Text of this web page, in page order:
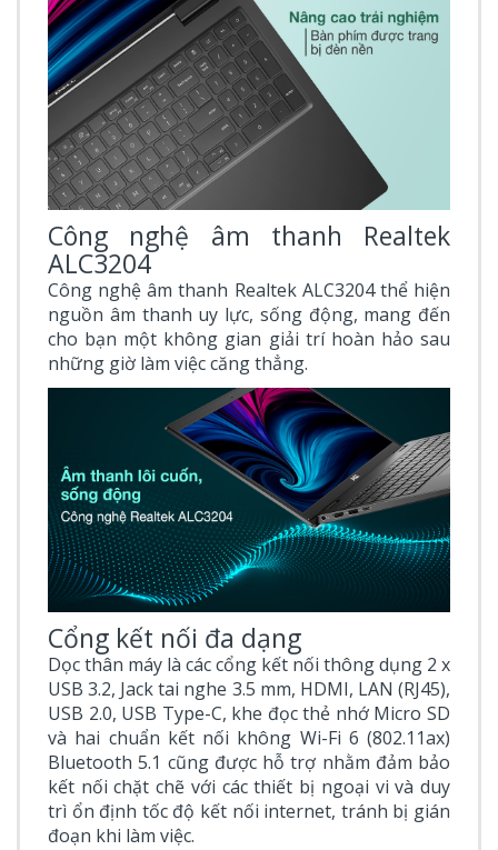
Công nghệ âm thanh Realtek
ALC3204
Công nghệ âm thanh Realtek ALC3204 thể hiện
nguồn âm thanh uy lực, sống động, mang đến
cho bạn một không gian giải trí hoàn hảo sau
những giờ làm việc căng thẳng.
Cổng kết nối đa dạng
Dọc thân máy là các cổng kết nối thông dụng 2 x
USB 3.2, Jack tai nghe 3.5 mm, HDMI, LAN (RJ45),
USB 2.0, USB Type-C, khe đọc thẻ nhớ Micro SD
và hai chuẩn kết nối không Wi-Fi 6 (802.11ax)
Bluetooth 5.1 cũng được hỗ trợ nhằm đảm bảo
kết nối chặt chẽ với các thiết bị ngoại vi và duy
trì ổn định tốc độ kết nối internet, tránh bị gián
đoạn khi làm việc.